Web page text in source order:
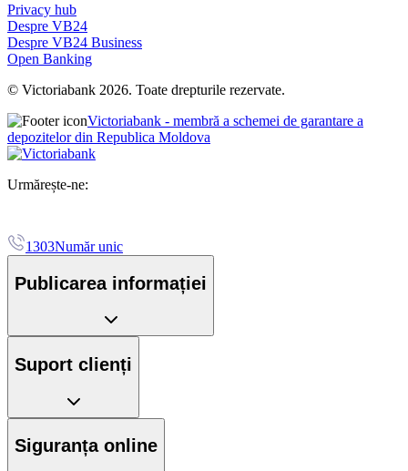
Privacy hub
Despre VB24
Despre VB24 Business
Open Banking
© Victoriabank 2026. Toate drepturile rezervate.
Victoriabank - membră a schemei de garantare a
depozitelor din Republica Moldova
Urmărește-ne:
1303Număr unic
Publicarea informației
Suport clienți
Siguranța online